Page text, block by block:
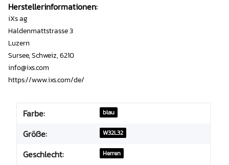
Herstellerinformationen:
iXs ag
Haldenmattstrasse 3
Luzern
Sursee, Schweiz, 6210
info@ixs.com
https://www.ixs.com/de/
Farbe: blau
Größe: W32L32
Geschlecht: Herren